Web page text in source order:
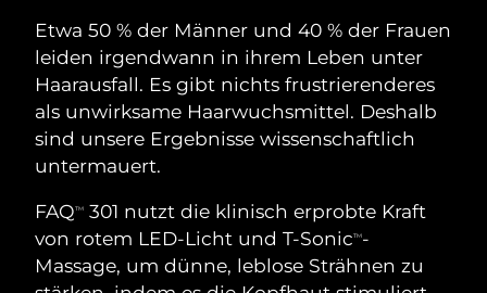
Etwa 50 % der Männer und 40 % der Frauen
leiden irgendwann in ihrem Leben unter
Haarausfall. Es gibt nichts frustrierenderes
als unwirksame Haarwuchsmittel. Deshalb
sind unsere Ergebnisse wissenschaftlich
untermauert.
FAQTM
301 nutzt die klinisch erprobte Kraft
von rotem LED-Licht und T-SonicTM-
Massage, um dünne, leblose Strähnen zu
Gesichtsreinigung
LUNA™ 4 Set
LUNA™ 4 Plus
Gesichtsstraffung
BEAR™ 2 Set
BEAR™ 2 go
Hydratisierung Mundpflege
Österreich Erwartete Lieferung8/10/26
Bahrain Erwartete Lieferung8/11/26
Belgien
Bermuda Erwartete Lieferung8/16/26
Bosnien und
Herzegowina
Erwartete Lieferung 8/13/26